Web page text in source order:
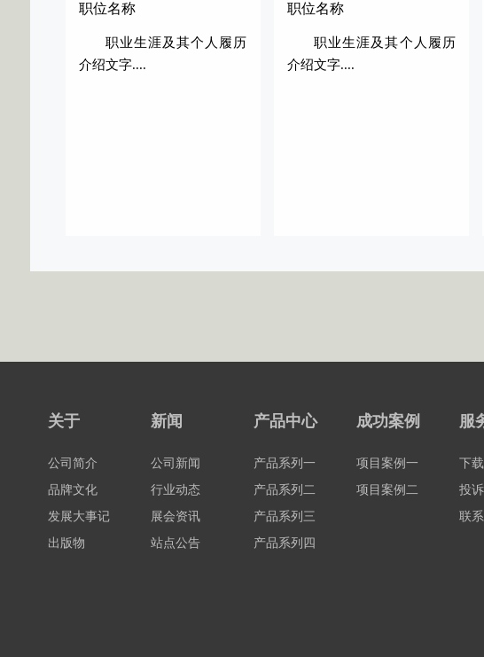
职位名称
职业生涯及其个人履历
介绍文字....
职位名称
职业生涯及其个人履历
介绍文字....
关于
公司简介
品牌文化
发展大事记
出版物
新闻
公司新闻
行业动态
展会资讯
站点公告
产品中心
产品系列一
产品系列二
产品系列三
产品系列四
成功案例
项目案例一
项目案例二
服
下
投
联